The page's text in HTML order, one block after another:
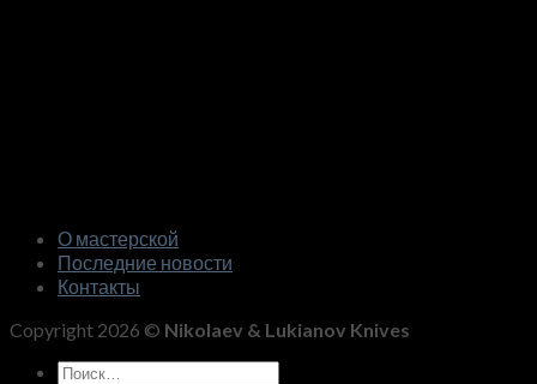
О мастерской
Последние новости
Контакты
Copyright 2026 © Nikolaev & Lukianov Knives
Искать: